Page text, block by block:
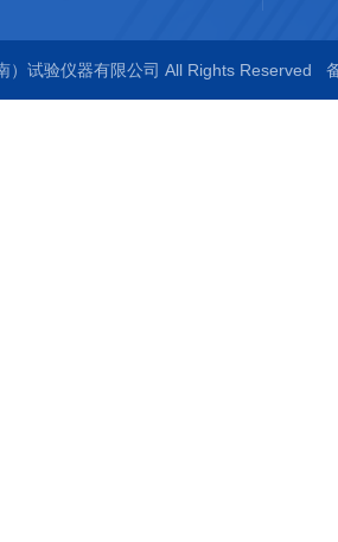
）试验仪器有限公司 All Rights Reserved